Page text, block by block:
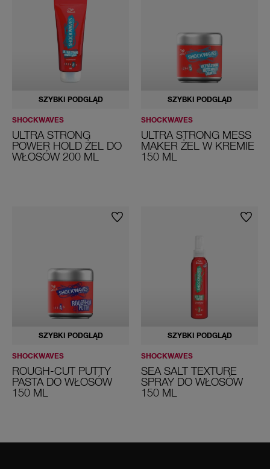
SZYBKI PODGLĄD
SHOCKWAVES
ULTRA STRONG
POWER HOLD ŻEL DO
WŁOSÓW 200 ML
SZYBKI PODGLĄD
SHOCKWAVES
ULTRA STRONG MESS
MAKER ŻEL W KREMIE
150 ML
SZYBKI PODGLĄD
SHOCKWAVES
ROUGH-CUT PUTTY
PASTA DO WŁOSÓW
150 ML
SZYBKI PODGLĄD
SHOCKWAVES
SEA SALT TEXTURE
SPRAY DO WŁOSÓW
150 ML